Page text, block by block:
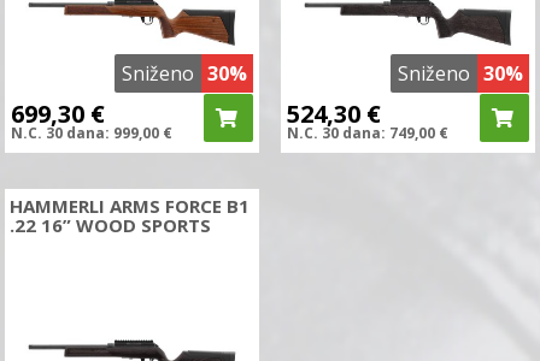
Sniženo 30%
699,30 €
N.C. 30 dana: 999,00 €
Sniženo 30%
524,30 €
N.C. 30 dana: 749,00 €
HAMMERLI ARMS FORCE B1
.22 16” WOOD SPORTS